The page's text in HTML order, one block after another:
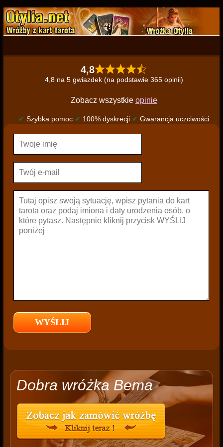
4,8
4,8 na 5 gwiazdek (na podstawie 365 opinii)
Zobacz wszystkie opinie
✔ Szybka pomoc ✔ 100% dyskrecji ✔ Gwarancja uczciwości
Dobra wróżka Bema